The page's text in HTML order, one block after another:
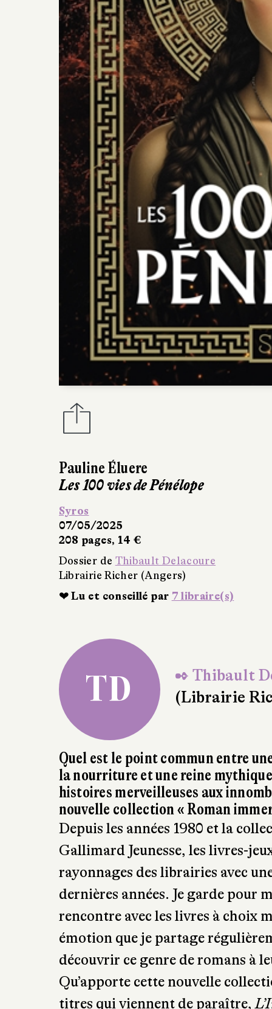
L'Invasion de la
Dossier deThibault
Librairie Richer
❤ Lu et conseillé par
TD
✒ Thibault
(Librairie
Quel est le point commun entre
la nourriture et une reine
histoires merveilleuses aux
nouvelle collection « Roman
Depuis les années 1980 et la
Gallimard Jeunesse, les livres-
rayonnages des librairies avec
dernières années. Je garde pour
rencontre avec les livres à choix
émotion que je partage
découvrir ce genre de romans à
Qu’apporte cette nouvelle
titres qui viennent de paraître,